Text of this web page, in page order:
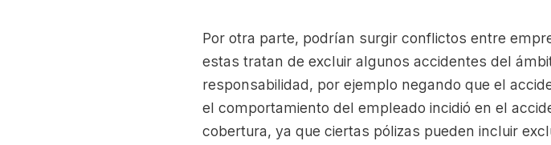
Por otra parte, podrían surgir conflictos entre
estas tratan de excluir algunos accidentes del
responsabilidad, por ejemplo negando que el
el comportamiento del empleado incidió en el
cobertura, ya que ciertas pólizas pueden incluir